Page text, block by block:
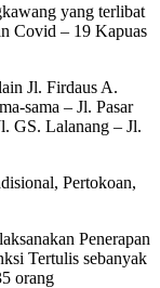
yang terlibat
Covid – 19 Kapuas
Jl. Firdaus A.
sama – Jl. Pasar
GS. Lalanang – Jl.
Pertokoan,
Penerapan
Tertulis sebanyak
orang